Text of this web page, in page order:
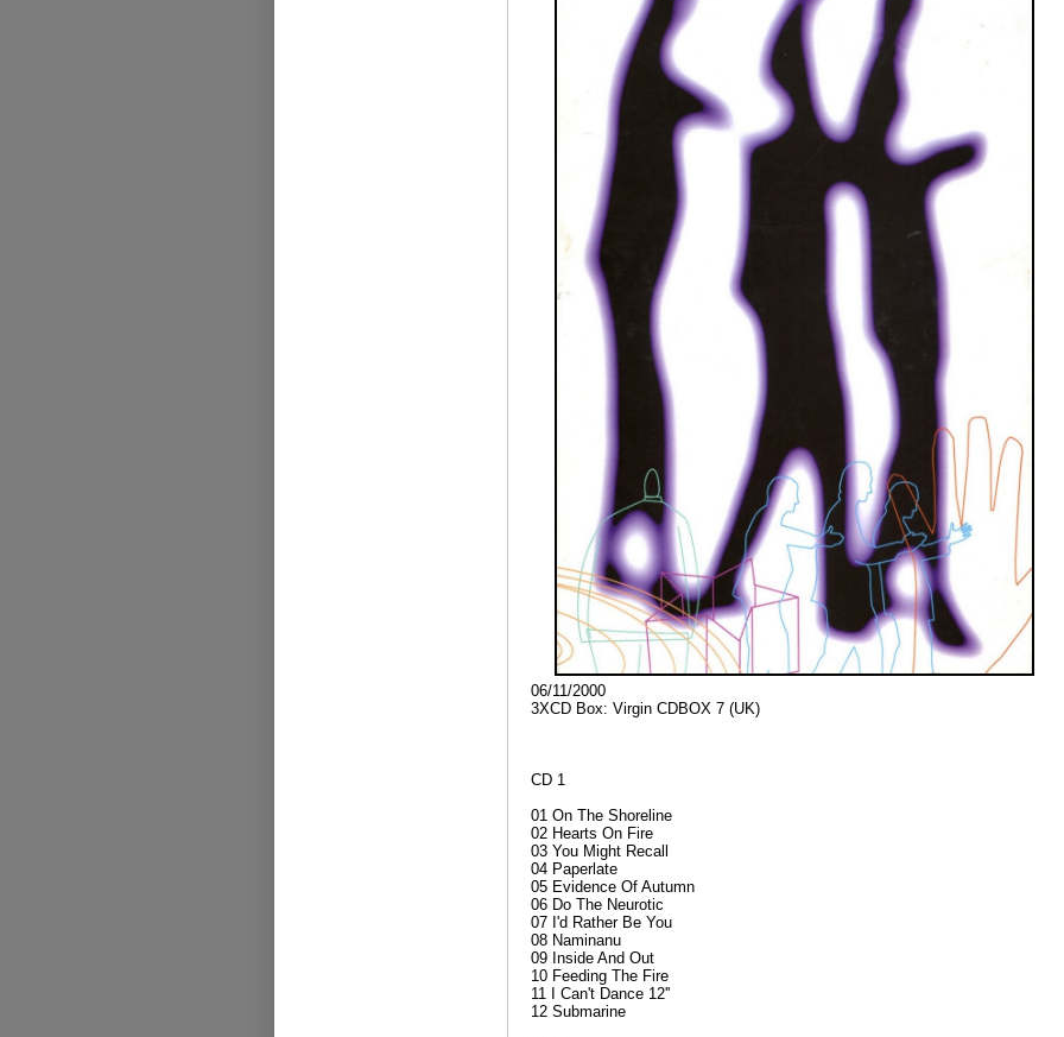
06/11/2000
3XCD Box: Virgin CDBOX 7 (UK)
CD 1
01 On The Shoreline
02 Hearts On Fire
03 You Might Recall
04 Paperlate
05 Evidence Of Autumn
06 Do The Neurotic
07 I'd Rather Be You
08 Naminanu
09 Inside And Out
10 Feeding The Fire
11 I Can't Dance 12''
12 Submarine